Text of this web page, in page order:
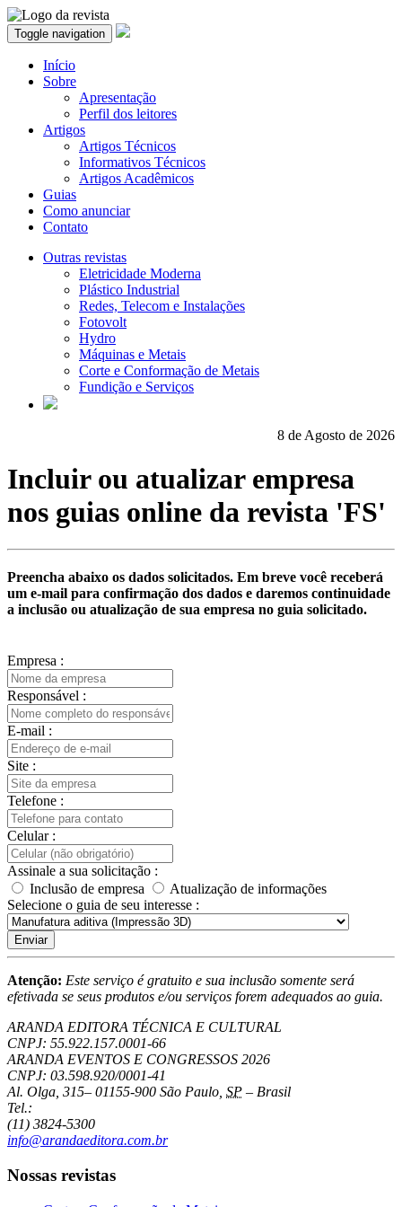
Toggle navigation
Início
Sobre
Apresentação
Perfil dos leitores
Artigos
Artigos Técnicos
Informativos Técnicos
Artigos Acadêmicos
Guias
Como anunciar
Contato
Outras revistas
Eletricidade Moderna
Plástico Industrial
Redes, Telecom e Instalações
Fotovolt
Hydro
Máquinas e Metais
Corte e Conformação de Metais
Fundição e Serviços
8 de Agosto de 2026
Incluir ou atualizar empresa
nos guias online da revista 'FS'
Preencha abaixo os dados solicitados. Em breve você receberá
um e-mail para confirmação dos dados e daremos continuidade
a inclusão ou atualização de sua empresa no guia solicitado.
Empresa :
Responsável :
E-mail :
Site :
Telefone :
Celular :
Assinale a sua solicitação :
Inclusão de empresa
Atualização de informações
Selecione o guia de seu interesse :
Enviar
Atenção: Este serviço é gratuito e sua inclusão somente será
efetivada se seus produtos e/ou serviços forem adequados ao guia.
ARANDA EDITORA TÉCNICA E CULTURAL
CNPJ: 55.922.157.0001-66
ARANDA EVENTOS E CONGRESSOS 2026
CNPJ: 03.598.920/0001-41
Al. Olga, 315– 01155-900 São Paulo, SP – Brasil
Tel.:
(11) 3824-5300
info@arandaeditora.com.br
Nossas revistas